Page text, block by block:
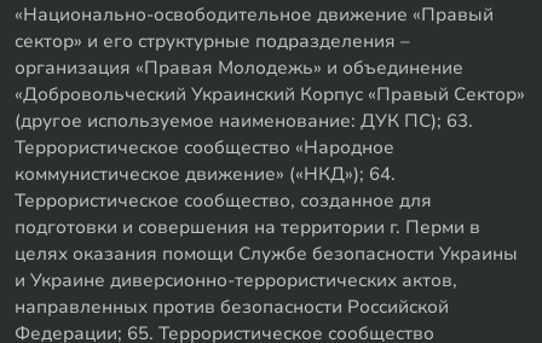
«Национально-освободительное движение «Правый
сектор» и его структурные подразделения –
организация «Правая Молодежь» и объединение
«Добровольческий Украинский Корпус «Правый Сектор»
(другое используемое наименование: ДУК ПС); 63.
Террористическое сообщество «Народное
коммунистическое движение» («НКД»); 64.
Террористическое сообщество, созданное для
подготовки и совершения на территории г. Перми в
целях оказания помощи Службе безопасности Украины
и Украине диверсионно-террористических актов,
направленных против безопасности Российской
Федерации; 65. Террористическое сообщество